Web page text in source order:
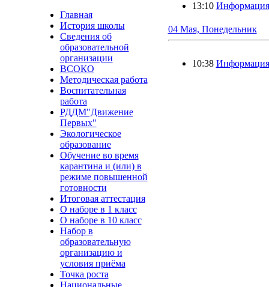
Главная
История школы
Сведения об
образовательной
организации
ВСОКО
Методическая работа
Воспитательная
работа
РДДМ"Движение
Первых"
Экологическое
образование
Обучение во время
карантина и (или) в
режиме повышенной
готовности
Итоговая аттестация
О наборе в 1 класс
О наборе в 10 класс
Набор в
образовательную
организацию и
условия приёма
Точка роста
Национальные
13:10 Информация
04 Мая, Понедельник
10:38 Информация